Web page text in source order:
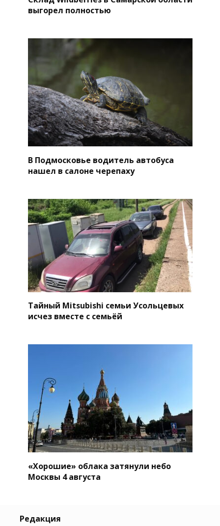
выгорел полностью
В Подмосковье водитель автобуса
нашел в салоне черепаху
Тайный Mitsubishi семьи Усольцевых
исчез вместе с семьёй
«Хорошие» облака затянули небо
Москвы 4 августа
Редакция